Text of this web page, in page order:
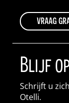
vraag
Blijf
Schrijft u
Otelli.